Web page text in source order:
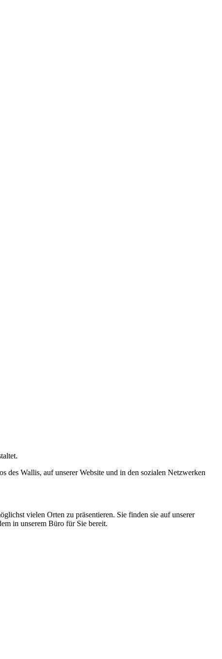
des Wallis, auf unserer Website und in den sozialen Netzwerken
vielen Orten zu präsentieren. Sie finden sie auf unserer
in unserem Büro für Sie bereit.